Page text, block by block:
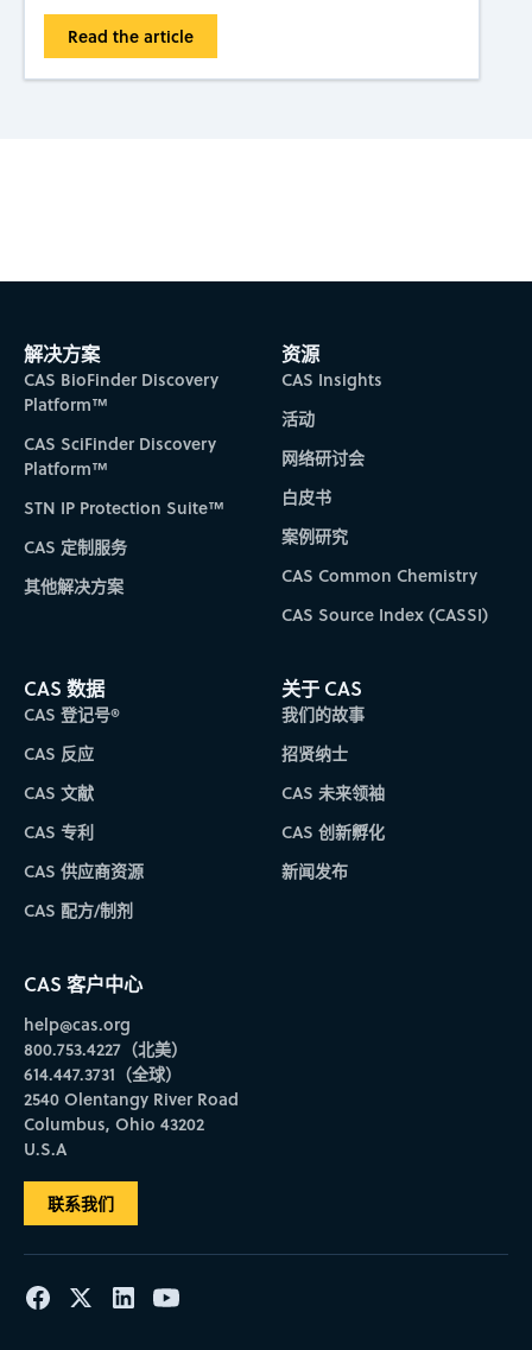
Read the article
Subscribe to CAS Insights
解决方案
CAS BioFinder Discovery
Platform™
CAS SciFinder Discovery
Platform™
STN IP Protection Suite™
CAS 定制服务
其他解决方案
资源
CAS Insights
活动
网络研讨会
白皮书
案例研究
CAS Common Chemistry
CAS Source Index (CASSI)
CAS 数据
CAS 登记号®
CAS 反应
CAS 文献
CAS 专利
CAS 供应商资源
CAS 配方/制剂
关于 CAS
我们的故事
招贤纳士
CAS 未来领袖
CAS 创新孵化
新闻发布
CAS 客户中心
help@cas.org
800.753.4227（北美）
614.447.3731（全球）
2540 Olentangy River Road
Columbus, Ohio 43202
U.S.A
联系我们